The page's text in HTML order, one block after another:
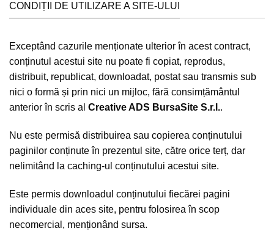
CONDIȚII DE UTILIZARE A SITE-ULUI
Exceptând cazurile menționate ulterior în acest contract,
conținutul acestui site nu poate fi copiat, reprodus,
distribuit, republicat, downloadat, postat sau transmis sub
nici o formă și prin nici un mijloc, fără consimțământul
anterior în scris al Creative ADS BursaSite S.r.l..
Nu este permisă distribuirea sau copierea conținutului
paginilor conținute în prezentul site, către orice terț, dar
nelimitând la caching-ul conținutului acestui site.
Este permis downloadul conținutului fiecărei pagini
individuale din aces site, pentru folosirea în scop
necomercial, menționând sursa.